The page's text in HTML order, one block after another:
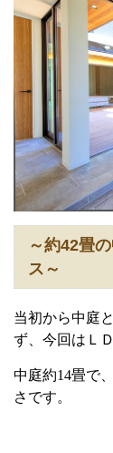
～約42畳
ス～
当初から中庭
ず、今回はＬ
中庭約14畳で
さです。